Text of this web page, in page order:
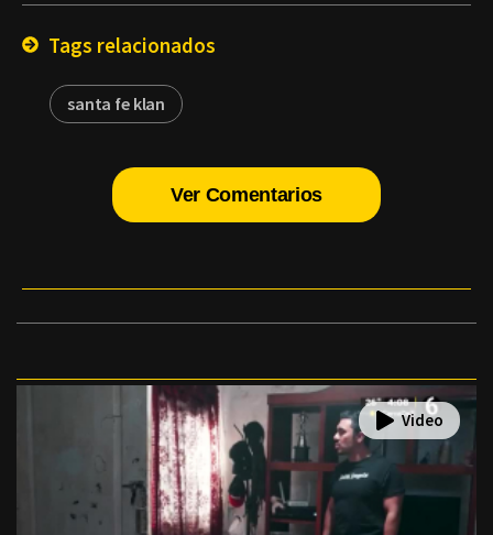
Tags relacionados
santa fe klan
Ver Comentarios